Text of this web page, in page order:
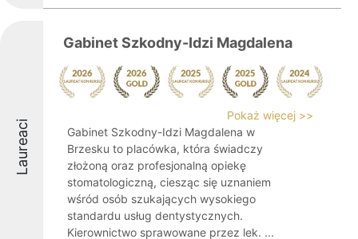
Laureaci
Gabinet Szkodny-Idzi Magdalena
Pokaż więcej >>
Gabinet Szkodny-Idzi Magdalena w
Brzesku to placówka, która świadczy
złożoną oraz profesjonalną opiekę
stomatologiczną, ciesząc się uznaniem
wśród osób szukających wysokiego
standardu usług dentystycznych.
Kierownictwo sprawowane przez lek. ...